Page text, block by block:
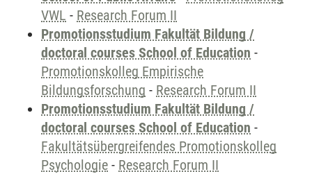
VWL - Research Forum II
Promotionsstudium Fakultät Bildung /
doctoral courses School of Education -
Promotionskolleg Empirische
Bildungsforschung - Research Forum II
Promotionsstudium Fakultät Bildung /
doctoral courses School of Education -
Fakultätsübergreifendes Promotionskolleg
Psychologie - Research Forum II